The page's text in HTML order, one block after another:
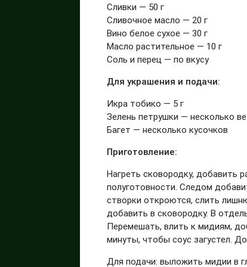
Сливки — 50 г
Сливочное масло — 20 г
Вино белое сухое — 30 г
Масло растительное — 10 г
Соль и перец — по вкусу
Для украшения и подачи:
Икра тобико — 5 г
Зелень петрушки — несколько
Багет — несколько кусочков
Приготовление:
Нагреть сковородку, добавить
полуготовности. Следом
створки откроются, слить
добавить в сковородку. В
Перемешать, влить к мидиям,
минуты, чтобы соус загустел.
Для подачи: выложить мидии в